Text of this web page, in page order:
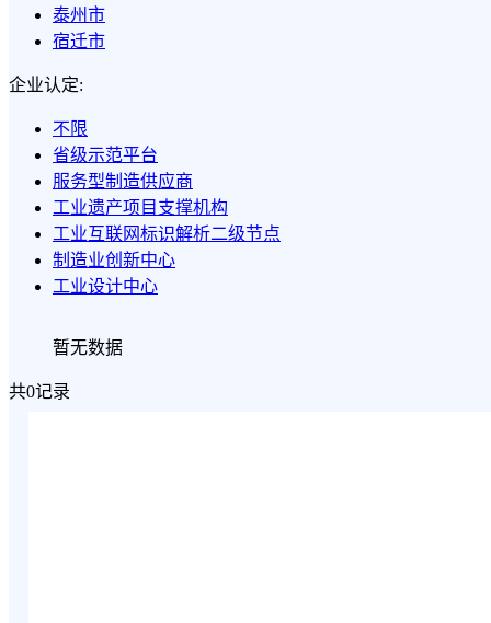
泰州市
宿迁市
企业认定:
不限
省级示范平台
服务型制造供应商
工业遗产项目支撑机构
工业互联网标识解析二级节点
制造业创新中心
工业设计中心
暂无数据
共0记录